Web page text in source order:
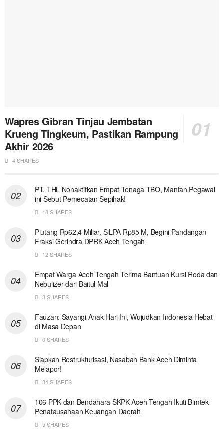
Wapres Gibran Tinjau Jembatan
Krueng Tingkeum, Pastikan Rampung
Akhir 2026
4 SHARES
PT. THL Nonaktifkan Empat Tenaga TBO, Mantan Pegawai
ini Sebut Pemecatan Sepihak!
18 SHARES
Piutang Rp62,4 Miliar, SiLPA Rp85 M, Begini Pandangan
Fraksi Gerindra DPRK Aceh Tengah
12 SHARES
Empat Warga Aceh Tengah Terima Bantuan Kursi Roda dan
Nebulizer dari Baitul Mal
3 SHARES
Fauzan: Sayangi Anak Hari Ini, Wujudkan Indonesia Hebat
di Masa Depan
0 SHARES
Siapkan Restrukturisasi, Nasabah Bank Aceh Diminta
Melapor!
34 SHARES
106 PPK dan Bendahara SKPK Aceh Tengah Ikuti Bimtek
Penatausahaan Keuangan Daerah
5 SHARES